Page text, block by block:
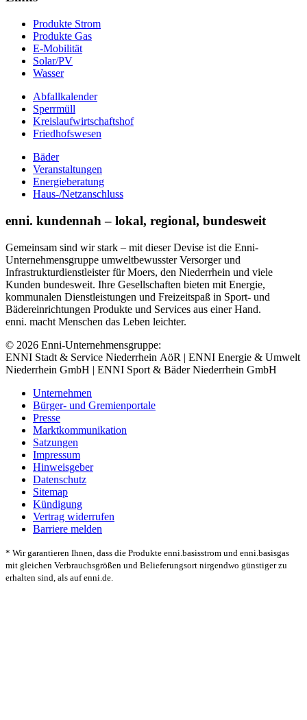
Produkte Strom
Produkte Gas
E-Mobilität
Solar/PV
Wasser
Abfallkalender
Sperrmüll
Kreislaufwirtschaftshof
Friedhofswesen
Bäder
Veranstaltungen
Energieberatung
Haus-/Netzanschluss
enni. kundennah – lokal, regional, bundesweit
Gemeinsam sind wir stark – mit dieser Devise ist die Enni-
Unternehmensgruppe umweltbewusster Versorger und
Infrastrukturdienstleister für Moers, den Niederrhein und viele
Kunden bundesweit. Ihre Gesellschaften bieten mit Energie,
kommunalen Dienstleistungen und Freizeitspaß in Sport- und
Bädereinrichtungen Produkte und Services aus einer Hand.
enni. macht Menschen das Leben leichter.
© 2026 Enni-Unternehmensgruppe:
ENNI Stadt & Service Niederrhein AöR | ENNI Energie & Umwelt
Niederrhein GmbH | ENNI Sport & Bäder Niederrhein GmbH
Unternehmen
Bürger- und Gremienportale
Presse
Marktkommunikation
Satzungen
Impressum
Hinweisgeber
Datenschutz
Sitemap
Kündigung
Vertrag widerrufen
Barriere melden
* Wir garantieren Ihnen, dass die Produkte enni.basisstrom und enni.basisgas
mit gleichen Verbrauchsgrößen und Belieferungsort nirgendwo günstiger zu
erhalten sind, als auf enni.de.